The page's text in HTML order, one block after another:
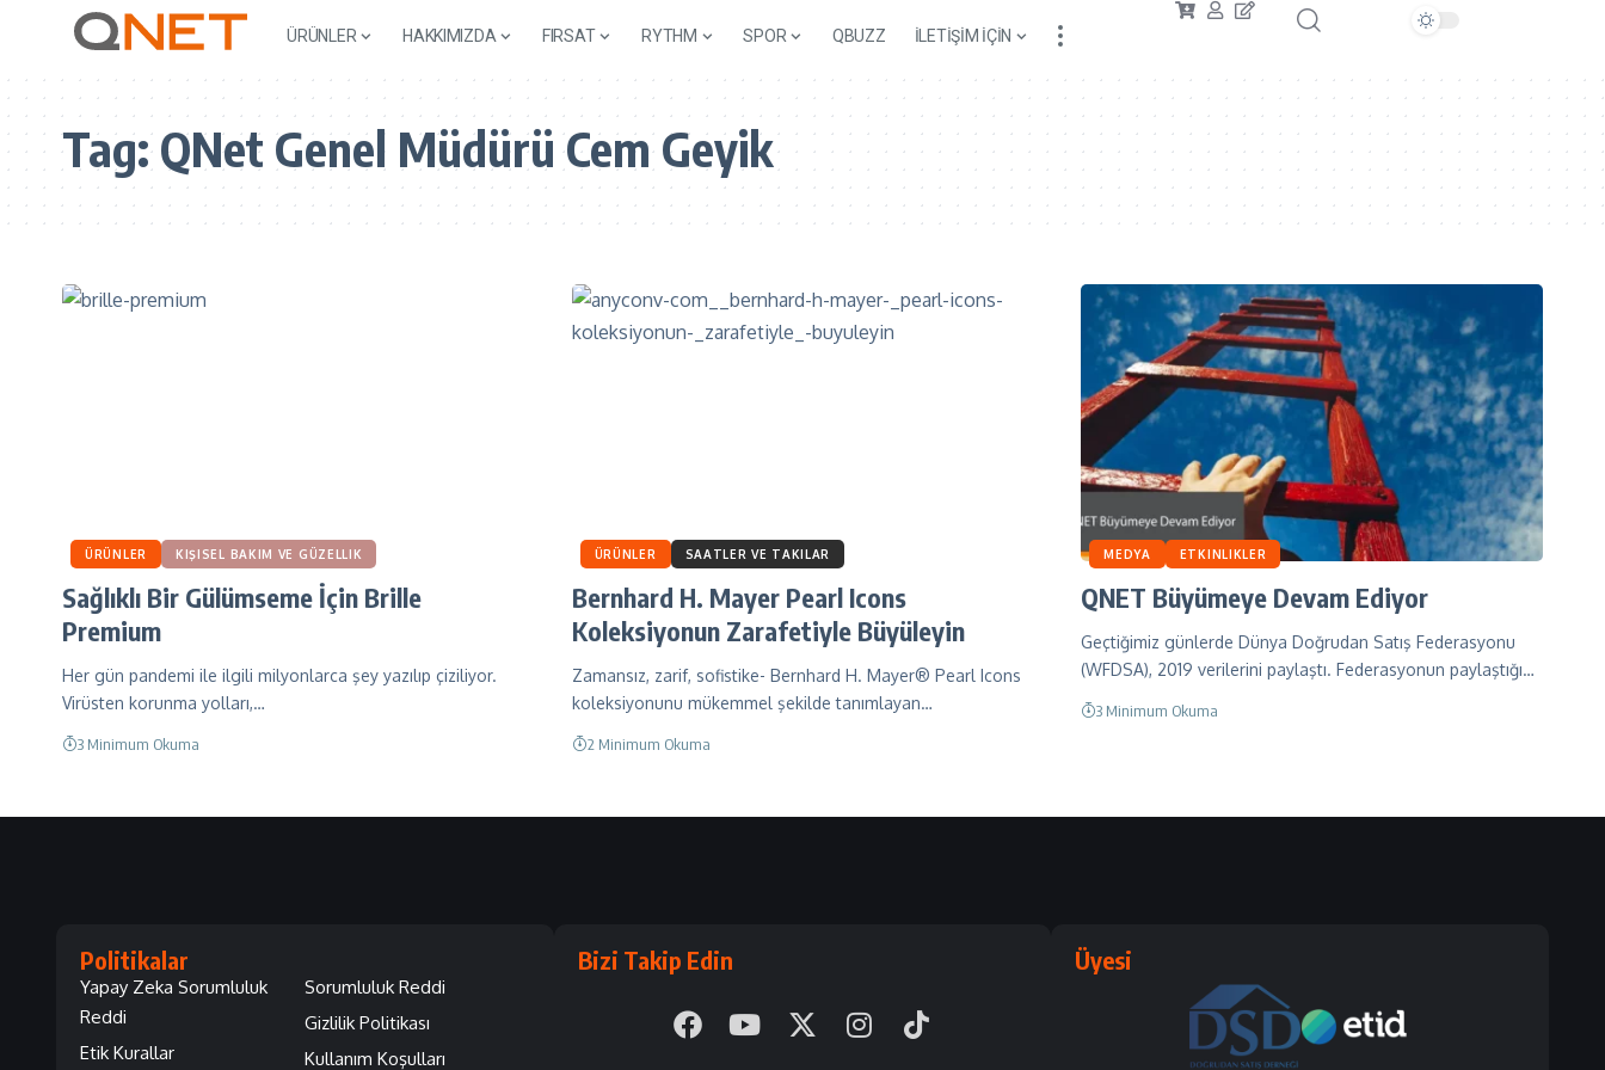
ÜRÜNLER HAKKIMIZDA FIRSAT RYTHM SPOR QBUZZ İLETİŞİM İÇİN
Tag:QNet Genel Müdürü Cem Geyik
ÜRÜNLER KIŞISEL BAKIM VE GÜZELLIK
Sağlıklı Bir Gülümseme İçin Brille
Premium
Her gün pandemi ile ilgili milyonlarca şey yazılıp çiziliyor.
Virüsten korunma yolları,…
3 Minimum Okuma
ÜRÜNLER SAATLER VE TAKILAR
Bernhard H. Mayer Pearl Icons
Koleksiyonun Zarafetiyle Büyüleyin
Zamansız, zarif, sofistike- Bernhard H. Mayer® Pearl Icons
koleksiyonunu mükemmel şekilde tanımlayan…
2 Minimum Okuma
MEDYA ETKINLIKLER
QNET Büyümeye Devam Ediyor
Geçtiğimiz günlerde Dünya Doğrudan Satış Federasyonu
(WFDSA), 2019 verilerini paylaştı. Federasyonun paylaştığı…
3 Minimum Okuma
Politikalar
Yapay Zeka Sorumluluk
Reddi
Etik Kurallar
Sorumluluk Reddi
Gizlilik Politikası
Kullanım Koşulları
Bizi Takip Edin Üyesi